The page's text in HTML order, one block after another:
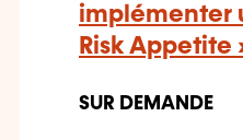
implémenter
Risk Appetite
SUR DEMANDE